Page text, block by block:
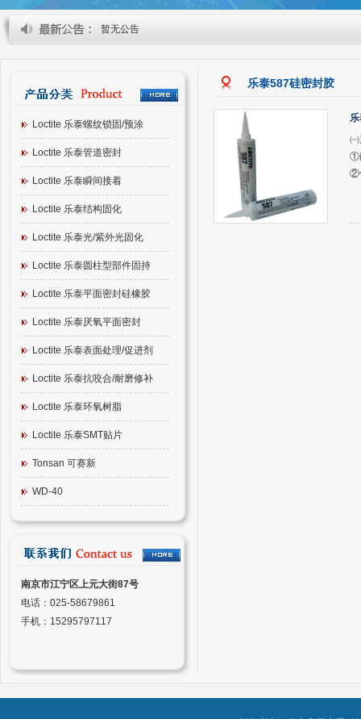
暂无公告
Loctite 乐泰螺纹锁固/预涂
Loctite 乐泰管道密封
Loctite 乐泰瞬间接着
Loctite 乐泰结构固化
Loctite 乐泰光/紫外光固化
Loctite 乐泰圆柱型部件固持
Loctite 乐泰平面密封硅橡胶
Loctite 乐泰厌氧平面密封
Loctite 乐泰表面处理/促进剂
Loctite 乐泰抗咬合/耐磨修补
Loctite 乐泰环氧树脂
Loctite 乐泰SMT贴片
Tonsan 可赛新
WD-40
南京市江宁区上元大街87号
电话：025-58679861
手机：15295797117
乐泰587硅密封胶
①
②